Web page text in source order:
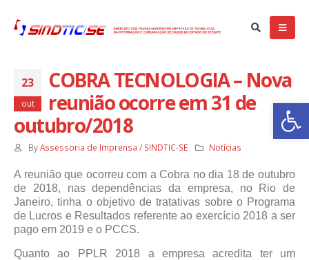
23
out
COBRA TECNOLOGIA – Nova
reunião ocorre em 31 de
outubro/2018
ByAssessoria de Imprensa / SINDTIC-SE Notícias
A reunião que ocorreu com a Cobra no dia 18 de outubro
de 2018, nas dependências da empresa, no Rio de
Janeiro, tinha o objetivo de tratativas sobre o Programa
de Lucros e Resultados referente ao exercício 2018 a ser
pago em 2019 e o PCCS.
Quanto ao PPLR 2018 a empresa acredita ter um
TRABALHADORES DAS EMPRESAS PARTICULARES DE
SERGIPE
12 de setembro de 2024
30 de julho de 2024
Eleições Sindicais: Divulgação de Chapa Inscrita
17 de julho de 2024
Coletiva
10 de
3 de
Justiça